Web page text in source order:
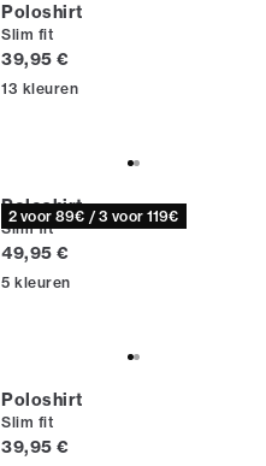
Poloshirt
Slim fit
Huidige prijs
39,95 €
13 kleuren
2 voor 89€ / 3 voor 119€
Poloshirt
Slim fit
Huidige prijs
49,95 €
5 kleuren
Poloshirt
Slim fit
Huidige prijs
39,95 €